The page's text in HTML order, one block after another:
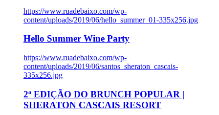
https://www.ruadebaixo.com/wp-
content/uploads/2019/06/hello_summer_01-335x256.jpg
Hello Summer Wine Party
https://www.ruadebaixo.com/wp-
content/uploads/2019/06/santos_sheraton_cascais-
335x256.jpg
2ª EDIÇÃO DO BRUNCH POPULAR |
SHERATON CASCAIS RESORT